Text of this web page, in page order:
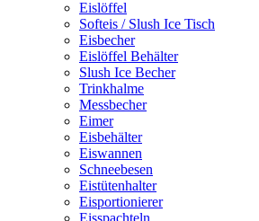
Eislöffel
Softeis / Slush Ice Tisch
Eisbecher
Eislöffel Behälter
Slush Ice Becher
Trinkhalme
Messbecher
Eimer
Eisbehälter
Eiswannen
Schneebesen
Eistütenhalter
Eisportionierer
Eisspachteln